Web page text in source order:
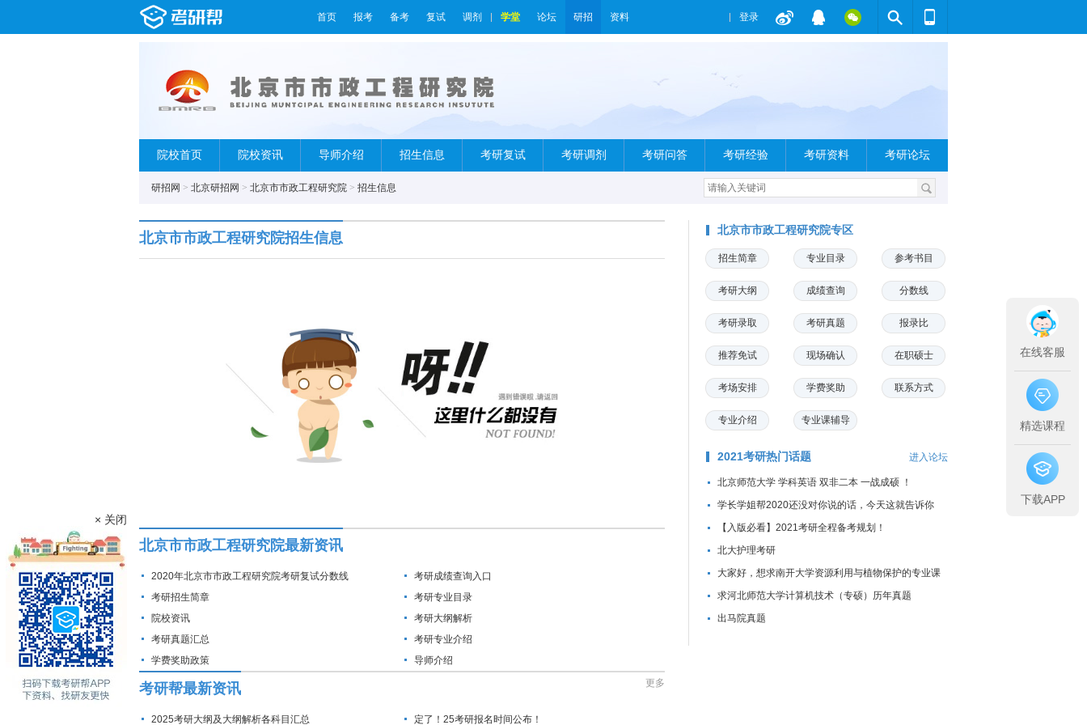
首页 报考 备考 复试 调剂 学堂 论坛 研招 资料 登录
院校首页 院校资讯 导师介绍 招生信息 考研复试 考研调剂 考研问答 考研经验 考研资料 考研论坛
研招网 > 北京研招网 > 北京市市政工程研究院 > 招生信息
北京市市政工程研究院招生信息
北京市市政工程研究院最新资讯
2020年北京市市政工程研究院考研复试分数线
考研成绩查询入口
考研招生简章
考研专业目录
院校资讯
考研大纲解析
考研真题汇总
考研专业介绍
学费奖助政策
导师介绍
考研帮最新资讯 更多
2025考研大纲及大纲解析各科目汇总 定了！25考研报名时间公布！
北京市市政工程研究院专区
招生简章 专业目录 参考书目
考研大纲 成绩查询 分数线
考研录取 考研真题 报录比
推荐免试 现场确认 在职硕士
考场安排 学费奖助 联系方式
专业介绍 专业课辅导
2021考研热门话题 进入论坛
北京师范大学 学科英语 双非二本 一战成硕 ！
学长学姐帮2020还没对你说的话，今天这就告诉你
【入版必看】2021考研全程备考规划！
北大护理考研
大家好，想求南开大学资源利用与植物保护的专业课
资料...
求河北师范大学计算机技术（专硕）历年真题
出马院真题
× 关闭
在线客服
精选课程
下载APP